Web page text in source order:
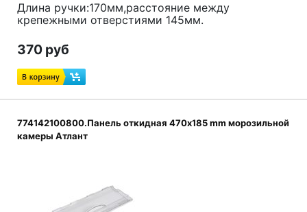
Длина ручки:170мм,расстояние между
крепежными отверстиями 145мм.
370 руб
774142100800.Панель откидная 470x185 mm морозильной
камеры Атлант